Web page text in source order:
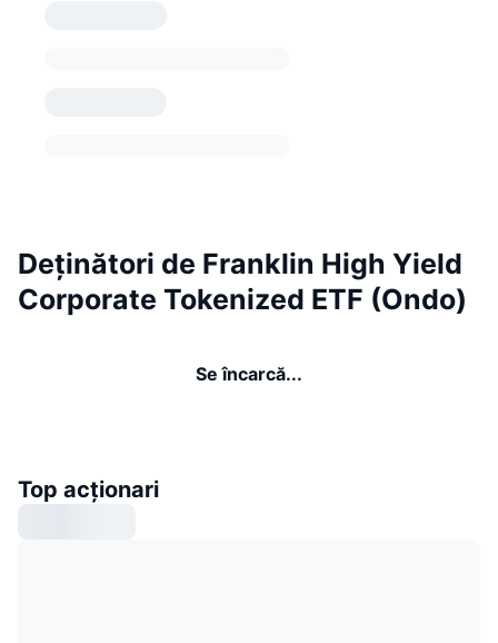
Deținători de Franklin High Yield
Corporate Tokenized ETF (Ondo)
Se încarcă...
Top acționari